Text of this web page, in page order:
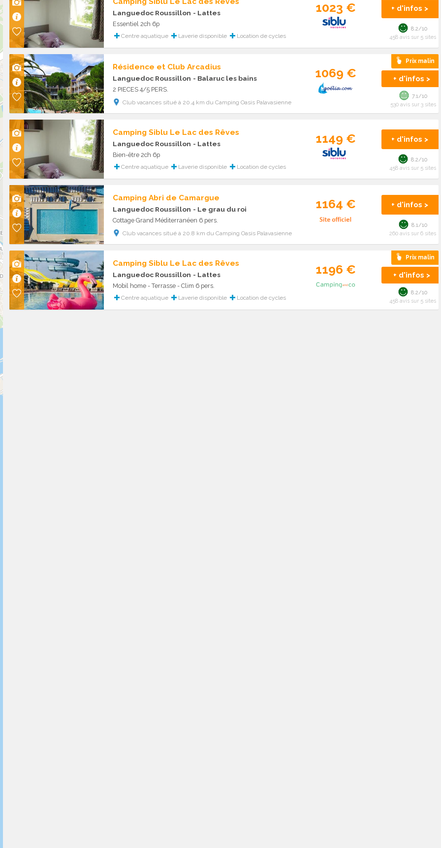
Languedoc Roussillon - Lattes
Essentiel 2ch 6p
Centre aquatique Laverie disponible Location de cycles
1023 € + d'infos >
8.2/10
458 avis sur 5 sites
Résidence et Club Arcadius
Languedoc Roussillon - Balaruc les bains
2 PIECES 4/5 PERS.
Club vacances situé à 20.4 km du Camping Oasis Palavasienne
1069 €
Prix malin
+ d'infos >
7.1/10
530 avis sur 3 sites
Camping Siblu Le Lac des Rêves
Languedoc Roussillon - Lattes
Bien-être 2ch 6p
Centre aquatique Laverie disponible Location de cycles
1149 € + d'infos >
8.2/10
458 avis sur 5 sites
Camping Abri de Camargue
Languedoc Roussillon - Le grau du roi
Cottage Grand Méditerranéen 6 pers.
Club vacances situé à 20.8 km du Camping Oasis Palavasienne
1164 € + d'infos >
8.1/10
260 avis sur 6 sites
Camping Siblu Le Lac des Rêves
Languedoc Roussillon - Lattes
Mobil home - Terrasse - Clim 6 pers.
Centre aquatique Laverie disponible Location de cycles
1196 €
Prix malin
+ d'infos >
8.2/10
458 avis sur 5 sites